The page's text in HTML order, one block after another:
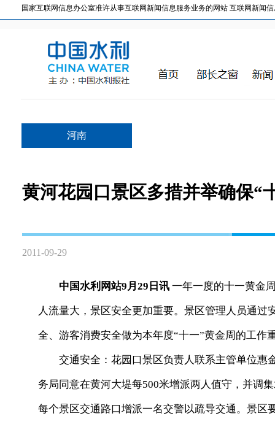
国家互联网信息办公室准许从事互联网新闻信息服务业务的网站 互联网新闻信
河南
黄河花园口景区多措并举确保“
2011-09-29
中国水利网站9月29日讯 一年一度的十一黄金
人流量大，景区安全更加重要。景区管理人员通
全、游客消费安全做为本年度“十一”黄金周的工作
交通安全：花园口景区负责人联系主管单位惠
务局同意在黄河大堤每500米增派两人值守，并调
每个景区交通路口增派一名交警以疏导交通。景